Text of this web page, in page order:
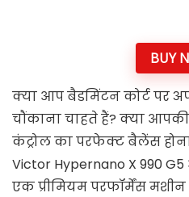
BUY
क्या आप बैडमिंटन कोर्ट पर
चौंकाना चाहते हैं? क्या
कंट्रोल का परफेक्ट बैलेंस होना
Victor Hypernano X 990
एक प्रीमियम परफॉर्मेंस